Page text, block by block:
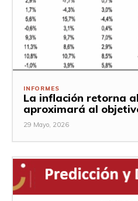
INFORMES
La inflación retorna
aproximará al
29 Mayo, 2026